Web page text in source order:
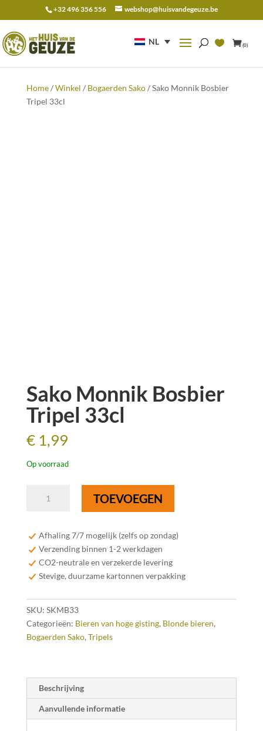
+32 496 356 556 webshop@huisvandegeuze.be
NL (0)
naar:
Home/Winkel / Bogaerden Sako/ Sako Monnik Bosbier
Tripel 33cl
Sako Monnik Bosbier
Tripel 33cl
€1,99
Op voorraad
Monnik
Tripel
33cl
aantal
TOEVOEGEN
Afhaling 7/7 mogelijk (zelfs op zondag)
Verzending binnen 1-2 werkdagen
CO2-neutrale en verzekerde levering
Stevige, duurzame kartonnen verpakking
SKU: SKMB33
Categorieën: Bieren van hoge gisting, Blonde bieren,
Bogaerden Sako, Tripels
Beschrijving
Aanvullende informatie